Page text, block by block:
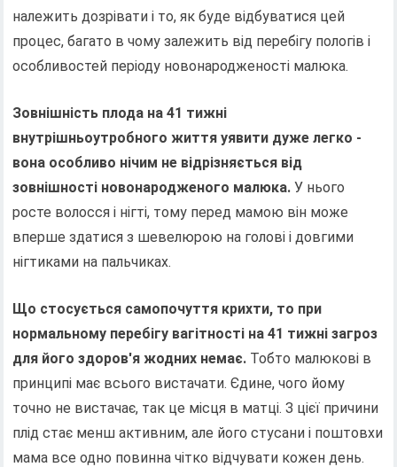
належить дозрівати і то, як буде відбуватися цей
процес, багато в чому залежить від перебігу пологів і
особливостей періоду новонародженості малюка.
Зовнішність плода на 41 тижні
внутрішньоутробного життя уявити дуже легко -
вона особливо нічим не відрізняється від
зовнішності новонародженого малюка.У нього
росте волосся і нігті, тому перед мамою він може
вперше здатися з шевелюрою на голові і довгими
нігтиками на пальчиках.
Що стосується самопочуття крихти, то при
нормальному перебігу вагітності на 41 тижні загроз
для його здоров'я жодних немає. Тобто малюкові в
принципі має всього вистачати. Єдине, чого йому
точно не вистачає, так це місця в матці. З цієї причини
плід стає менш активним, але його стусани і поштовхи
мама все одно повинна чітко відчувати кожен день.